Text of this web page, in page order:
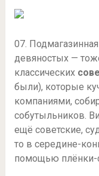
07.
девяностых —
классических
были), которые
компаниями,
собутыльников.
ещё советские,
то в середине-
помощью плёнки-